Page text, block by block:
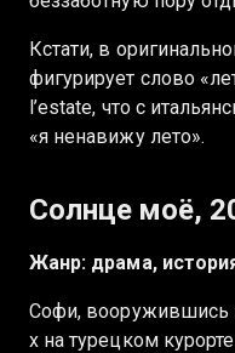
Кстати, в
фигурирует слово
l’estate, что с
«я ненавижу лето».
Солнце моё,
Жанр: драма,
Софи, вооружившись
х на турецком